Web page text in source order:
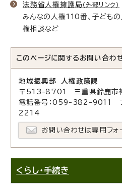
法務省人権擁護局 （外部リンク）
みんなの人権110番、子どもの
権相談など
このページに関する お問い合わ
地域振興部 人権政策課
〒513-8701 三重県鈴鹿市
電話番号：059-382-9011
2214
お問い合わせは専用フォ
くらし・手続き